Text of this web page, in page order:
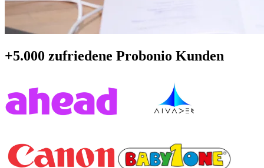
+5.000 zufriedene Probonio Kunden